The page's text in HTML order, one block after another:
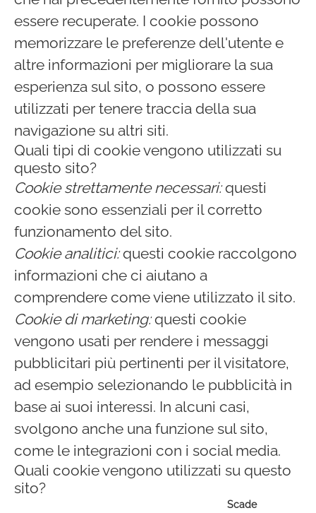
essere recuperate. I cookie possono
memorizzare le preferenze dell'utente e
altre informazioni per migliorare la sua
esperienza sul sito, o possono essere
utilizzati per tenere traccia della sua
navigazione su altri siti.
Quali tipi di cookie vengono utilizzati su
questo sito?
Cookie strettamente necessari:questi
cookie sono essenziali per il corretto
funzionamento del sito.
Cookie analitici:questi cookie raccolgono
informazioni che ci aiutano a
comprendere come viene utilizzato il sito.
Cookie di marketing:questi cookie
vengono usati per rendere i messaggi
pubblicitari più pertinenti per il visitatore,
ad esempio selezionando le pubblicità in
base ai suoi interessi. In alcuni casi,
svolgono anche una funzione sul sito,
come le integrazioni con i social media.
Quali cookie vengono utilizzati su questo
sito?
Scade